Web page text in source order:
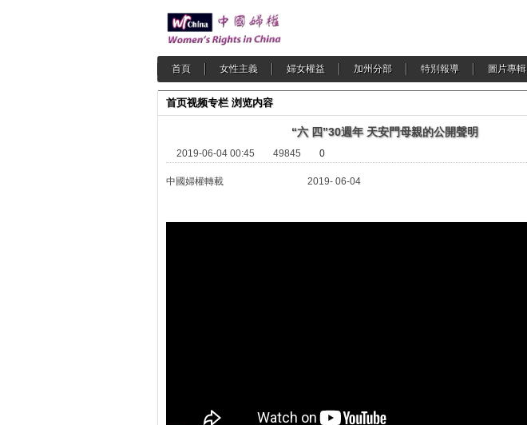
首頁 女性主義 婦女權益 加州分部 特別報導 圖片專輯
首页视频专栏 浏览内容
“六 四”30週年 天安門母親的公開聲明
2019-06-04 00:45 49845 0
中國婦權轉載 2019- 06-04